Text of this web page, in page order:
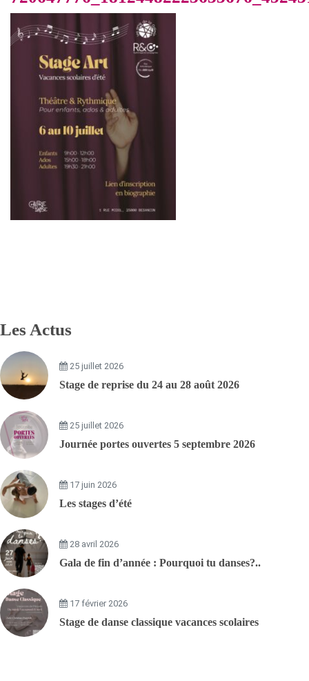
Les Actus
25 juillet 2026
Stage de reprise du 24 au 28 août 2026
25 juillet 2026
Journée portes ouvertes 5 septembre 2026
17 juin 2026
Les stages d’été
28 avril 2026
Gala de fin d’année : Pourquoi tu danses?..
17 février 2026
Stage de danse classique vacances scolaires